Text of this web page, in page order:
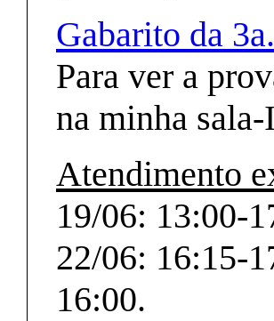
Gabarito da
Para ver a
na minha
Atendimento
19/06: 13:00-
22/06: 16:15-
16:00.